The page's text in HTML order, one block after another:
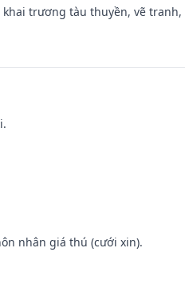
trương tàu thuyền, vẽ tranh,
nhân giá thú (cưới xin).